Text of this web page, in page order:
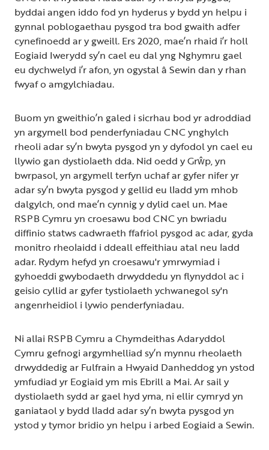
byddai angen iddo fod yn hyderus y bydd yn helpu i
gynnal poblogaethau pysgod tra bod gwaith adfer
cynefinoedd ar y gweill. Ers 2020, mae’n rhaid i’r holl
Eogiaid Iwerydd sy’n cael eu dal yng Nghymru gael
eu dychwelyd i’r afon, yn ogystal â Sewin dan y rhan
fwyaf o amgylchiadau.
Buom yn gweithio’n galed i sicrhau bod yr adroddiad
yn argymell bod penderfyniadau CNC ynghylch
rheoli adar sy’n bwyta pysgod yn y dyfodol yn cael eu
llywio gan dystiolaeth dda. Nid oedd y Grŵp, yn
bwrpasol, yn argymell terfyn uchaf ar gyfer nifer yr
adar sy’n bwyta pysgod y gellid eu lladd ym mhob
dalgylch, ond mae’n cynnig y dylid cael un. Mae
RSPB Cymru yn croesawu bod CNC yn bwriadu
diffinio statws cadwraeth ffafriol pysgod ac adar, gyda
monitro rheolaidd i ddeall effeithiau atal neu ladd
adar. Rydym hefyd yn croesawu'r ymrwymiad i
gyhoeddi gwybodaeth drwyddedu yn flynyddol ac i
geisio cyllid ar gyfer tystiolaeth ychwanegol sy'n
angenrheidiol i lywio penderfyniadau.
Ni allai RSPB Cymru a Chymdeithas Adaryddol
Cymru gefnogi argymhelliad sy’n mynnu rheolaeth
drwyddedig ar Fulfrain a Hwyaid Danheddog yn ystod
ymfudiad yr Eogiaid ym mis Ebrill a Mai. Ar sail y
dystiolaeth sydd ar gael hyd yma, ni ellir cymryd yn
ganiataol y bydd lladd adar sy’n bwyta pysgod yn
ystod y tymor bridio yn helpu i arbed Eogiaid a Sewin.